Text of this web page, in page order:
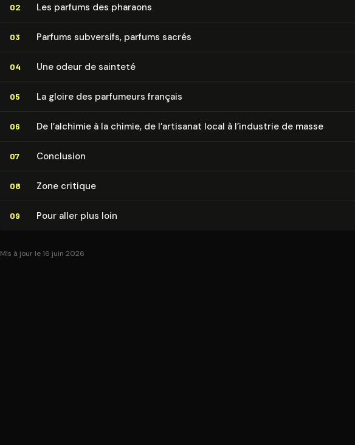
02 Les parfums des pharaons
03 Parfums subversifs, parfums sacrés
04 Une odeur de sainteté
05 La gloire des parfumeurs français
06 De l’alchimie à la chimie, de l’artisanat local à l’industrie de masse
07 Conclusion
08 Zone critique
09 Pour aller plus loin
Mis à jour le 16 juin 2026